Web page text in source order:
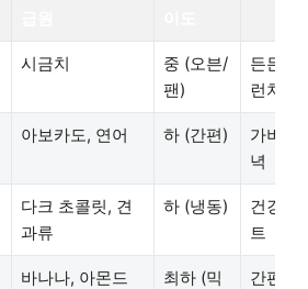
시금치
중 (오븐/
팬)
든든한
런치
아보카도, 연어 하 (간편)
가벼운
녁
다크 초콜릿, 견
과류
하 (냉동)
건강
트
바나나, 아몬드
최하 (믹
간편식